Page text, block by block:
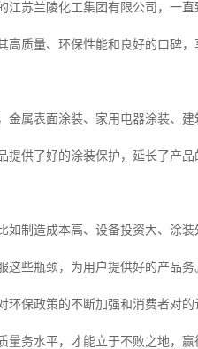
苏兰陵化工集团有限公司，一
质量、环保性能和良好的口碑
属表面涂装、家用电器涂装、
供了好的涂装保护，延长了产
制造成本高、设备投资大、涂装
些瓶颈，为用户提供好的产品务
保政策的不断加强和消费者对
务水平，才能立于不败之地，